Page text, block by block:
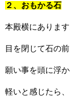
２、おもかる石
本殿横にあります
目を閉じて石の
願い事を頭に浮
軽いと感じたら